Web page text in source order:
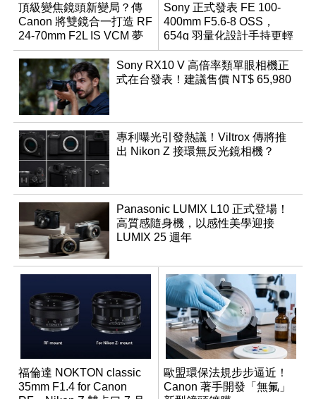
頂級變焦鏡頭新變局？傳
Canon 將雙鏡合一打造 RF
24-70mm F2L IS VCM 夢
幻規格
Sony 正式發表 FE 100-
400mm F5.6-8 OSS，
654g 羽量化設計手持更輕
鬆
Sony RX10 V 高倍率類單眼相機正
式在台發表！建議售價 NT$ 65,980
專利曝光引發熱議！Viltrox 傳將推
出 Nikon Z 接環無反光鏡相機？
Panasonic LUMIX L10 正式登場！
高質感隨身機，以感性美學迎接
LUMIX 25 週年
福倫達 NOKTON classic
35mm F1.4 for Canon
歐盟環保法規步步逼近！
Canon 著手開發「無氟」